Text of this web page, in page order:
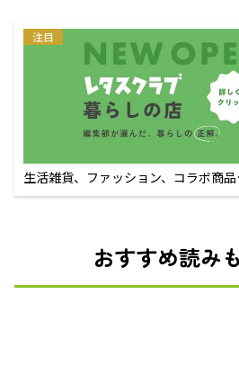
注目
生活雑貨、ファッション、コラボ商
えるECサイト
おすすめ読み